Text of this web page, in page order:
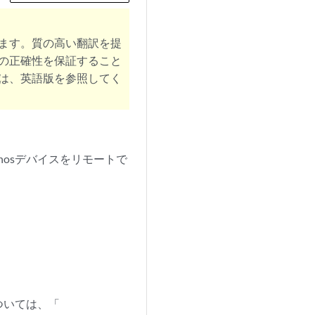
す。質の高い翻訳を提
正確性を保証すること
、英語版を参照してく
デバイスをリモートで
ては、「